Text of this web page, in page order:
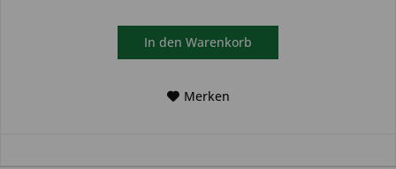
In den Warenkorb
Merken